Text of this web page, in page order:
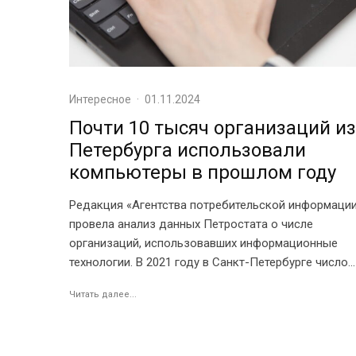
Интересное · 01.11.2024
Почти 10 тысяч организаций из
Петербурга использовали
компьютеры в прошлом году
Редакция «Агентства потребительской
провела анализ данных Петростата о числе
организаций, использовавших информационные
технологии. В 2021 году в Санкт-Петербурге число...
Читать далее...